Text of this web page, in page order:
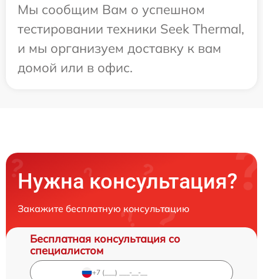
Мы сообщим Вам о успешном
тестировании техники Seek Thermal,
и мы организуем доставку к вам
домой или в офис.
Нужна консультация?
Закажите бесплатную консультацию
Бесплатная консультация со
специалистом